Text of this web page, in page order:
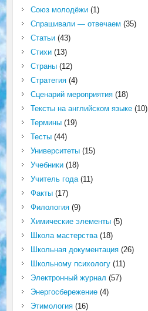
Союз молодёжи(1)
Спрашивали — отвечаем (35)
Статьи(43)
Стихи(13)
Страны(12)
Стратегия(4)
Сценарий мероприятия(18)
Тексты на английском языке(10)
Термины(19)
Тесты(44)
Университеты(15)
Учебники(18)
Учитель года(11)
Факты(17)
Филология(9)
Химические элементы(5)
Школа мастерства(18)
Школьная документация(26)
Школьному психологу(11)
Электронный журнал (57)
Энергосбережение(4)
Этимология(16)